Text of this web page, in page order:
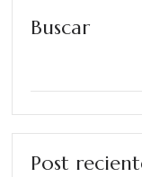
Buscar
Post